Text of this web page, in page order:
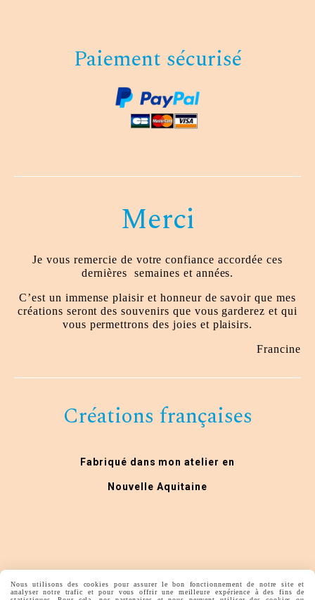
Paiement sécurisé
Merci
Je vous remercie de votre confiance accordée ces
dernières semaines et années.
C’est un immense plaisir et honneur de savoir que mes
créations seront des souvenirs que vous garderez et qui
vous permettrons des joies et plaisirs.
Francine
Créations françaises
Fabriqué dans mon atelier en
Nouvelle Aquitaine
Facebook est désactivé. Autoriser
Nous utilisons des cookies pour assurer le bon fonctionnement de notre site et
analyser notre trafic et pour vous offrir une meilleure expérience à des fins de